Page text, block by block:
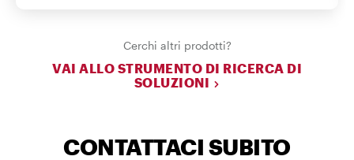
Cerchi altri prodotti?
VAI ALLO STRUMENTO DI RICERCA DI
SOLUZIONI
CONTATTACI SUBITO